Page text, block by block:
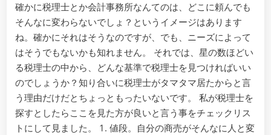
確かに税理士とか会計事務所なんてのは、どこに頼んでも
そんなに変わらないでしょ？というイメージはあります
ね。確かにそれはそうなのですが、でも、ニーズによって
はそうでもないかも知れません。 それでは、星の数ほどい
る税理士の中から、どんな基準で税理士を見つければいい
のでしょうか？知り合いに税理士がタマタマ居たからと言
う理由だけだとちょっともったいないです。 私が税理士を
探すとしたらここを見た方が良いと言う事をチェックリス
トにして見ました。 1. 値段。自分の商売がそんなに人と変